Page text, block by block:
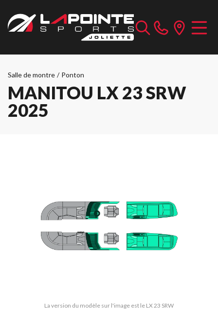
Salle de montre / Ponton
MANITOU LX 23 SRW
2025
La version du modèle sur l'image est le LX 23 SRW